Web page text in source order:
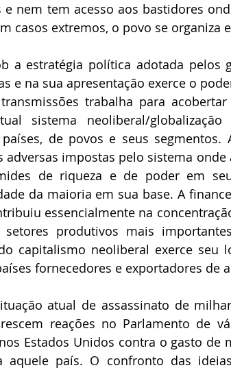
nem tem acesso aos bastidores
casos extremos, o povo se organiza
a estratégia política adotada pelos
e na sua apresentação exerce o
trabalha para acobertar
sistema neoliberal/globalização
de povos e seus segmentos.
impostas pelo sistema onde
de riqueza e de poder em
da maioria em sua base. A
essencialmente na
produtivos mais
capitalismo neoliberal exerce seu
fornecedores e exportadores de
atual de assassinato de
reações no Parlamento de
Estados Unidos contra o gasto de
país. O confronto das